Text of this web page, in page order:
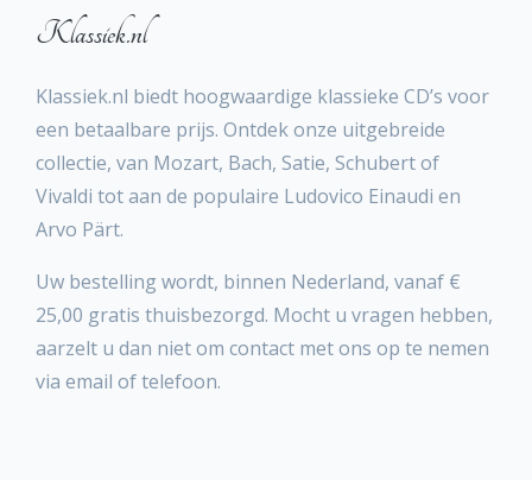
Klassiek.nl
Klassiek.nl biedt hoogwaardige klassieke CD’s voor
een betaalbare prijs. Ontdek onze uitgebreide
collectie, van Mozart, Bach, Satie, Schubert of
Vivaldi tot aan de populaire Ludovico Einaudi en
Arvo Pärt.
Uw bestelling wordt, binnen Nederland, vanaf €
25,00 gratis thuisbezorgd. Mocht u vragen hebben,
aarzelt u dan niet om contact met ons op te nemen
via email of telefoon.